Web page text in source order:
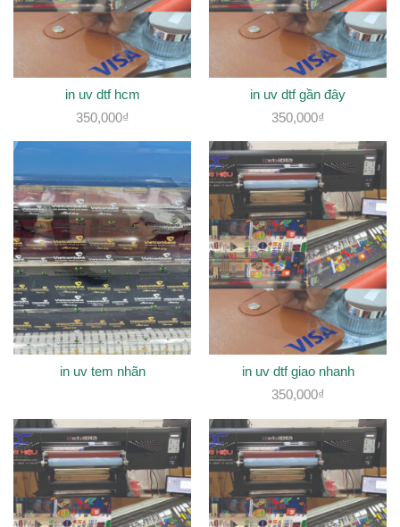
in uv dtf hcm
350,000₫
in uv dtf gần đây
350,000₫
in uv tem nhãn
in uv dtf giao nhanh
350,000₫